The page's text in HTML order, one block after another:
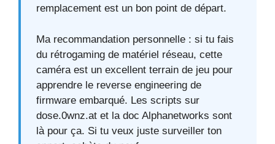
remplacement est un bon point de départ.
Ma recommandation personnelle : si tu fais
du rétrogaming de matériel réseau, cette
caméra est un excellent terrain de jeu pour
apprendre le reverse engineering de
firmware embarqué. Les scripts sur
dose.0wnz.at et la doc Alphanetworks sont
là pour ça. Si tu veux juste surveiller ton